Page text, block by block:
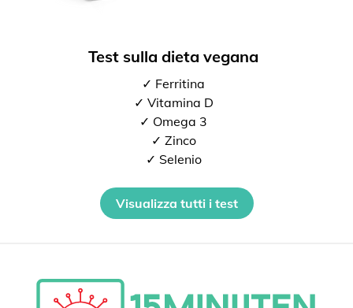
Test sulla dieta vegana
✓ Ferritina
✓ Vitamina D
✓ Omega 3
✓ Zinco
✓ Selenio
Visualizza tutti i test